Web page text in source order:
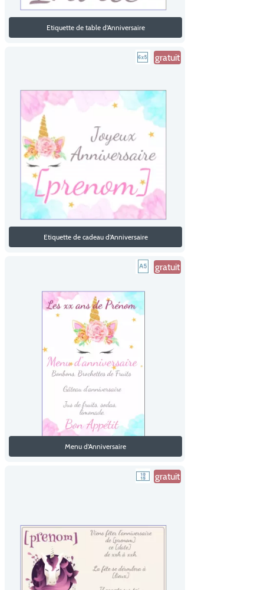
Etiquette de table d'Anniversaire
gratuit
Etiquette de cadeau d'Anniversaire
gratuit
Menu d'Anniversaire
gratuit